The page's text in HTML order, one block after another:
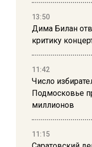
13:50
Дима Билан
критику
11:42
Число
Подмосковье
миллионов
11:15